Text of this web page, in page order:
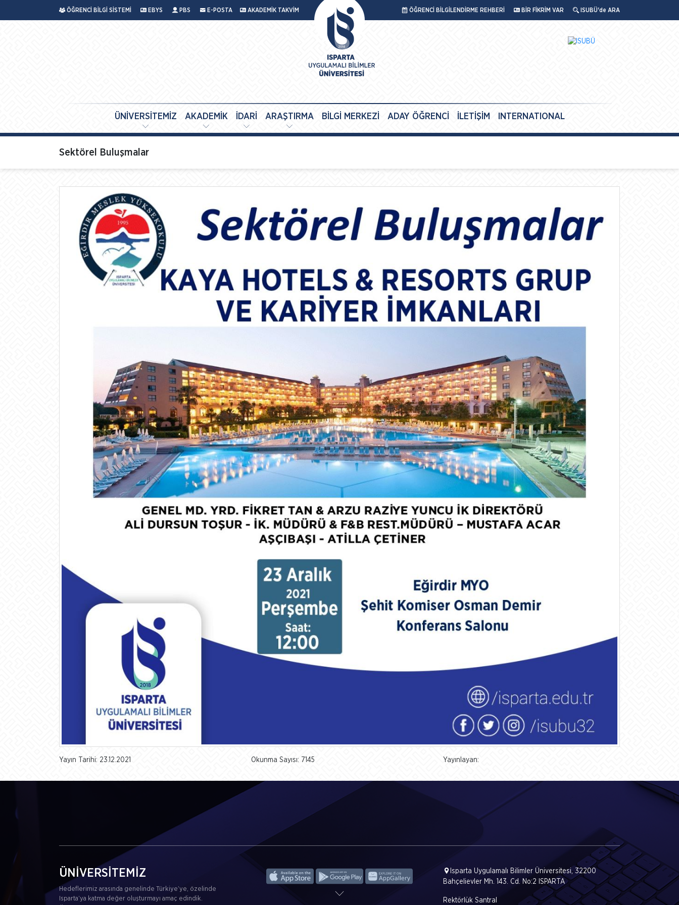
ÖĞRENCİ BİLGİ SİSTEMİ EBYS PBS E-POSTA AKADEMİK TAKVİM ÖĞRENCİ BİLGİLENDİRME REHBERİ BİR FİKRİM VAR ISUBÜ'de ARA
ÜNİVERSİTEMİZ AKADEMİK İDARİ ARAŞTIRMA BİLGİ MERKEZİ ADAY ÖĞRENCİ İLETİŞİM INTERNATIONAL
Sektörel Buluşmalar
Yayın Tarihi: 23.12.2021 Okunma Sayısı: 7145 Yayınlayan:
ÜNİVERSİTEMİZ
Hedeflerimiz arasında genelinde Türkiye’ye, özelinde
Isparta’ya katma değer oluşturmayı amaç edindik.
Isparta Uygulamalı Bilimler Üniversitesi, 32200
Bahçelievler Mh. 143. Cd. No:2 ISPARTA
Rektörlük Santral